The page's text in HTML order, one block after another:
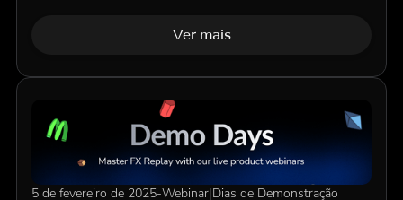
Ver mais
5 de fevereiro de 2025-Webinar|Dias de Demonstração